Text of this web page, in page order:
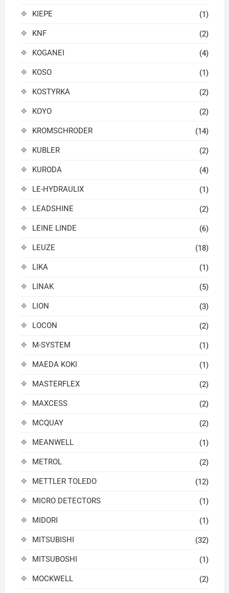
KIEPE (1)
KNF (2)
KOGANEI (4)
KOSO (1)
KOSTYRKA (2)
KOYO (2)
KROMSCHRODER (14)
KUBLER (2)
KURODA (4)
LE-HYDRAULIX (1)
LEADSHINE (2)
LEINE LINDE (6)
LEUZE (18)
LIKA (1)
LINAK (5)
LION (3)
LOCON (2)
M-SYSTEM (1)
MAEDA KOKI (1)
MASTERFLEX (2)
MAXCESS (2)
MCQUAY (2)
MEANWELL (1)
METROL (2)
METTLER TOLEDO (12)
MICRO DETECTORS (1)
MIDORI (1)
MITSUBISHI (32)
MITSUBOSHI (1)
MOCKWELL (2)